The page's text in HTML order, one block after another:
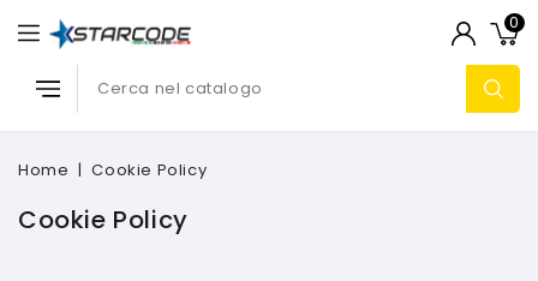
0
Home Cookie Policy
Cookie Policy